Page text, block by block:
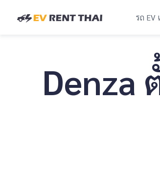
รถ EV
Denza